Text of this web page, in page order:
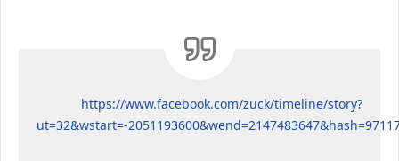
https://www.facebook.com/zuck/timeline/story?
ut=32&wstart=-